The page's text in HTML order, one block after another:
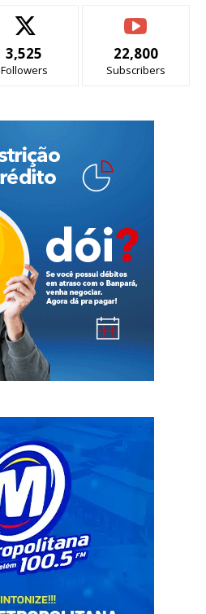
3,525
Followers
22,800
Subscribers